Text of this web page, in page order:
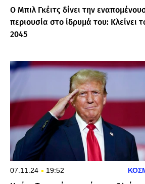
Ο Μπιλ Γκέιτς δίνει την
περιουσία στο ίδρυμά του: Κλείνει
2045
07.11.24 19:52